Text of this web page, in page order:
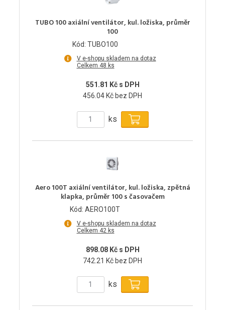
TUBO 100 axiální ventilátor, kul. ložiska, průměr
100
Kód: TUBO100
V e-shopu skladem na dotaz
Celkem 48 ks
551.81 Kč s DPH
456.04 Kč bez DPH
ks
Aero 100T axiální ventilátor, kul. ložiska, zpětná
klapka, průměr 100 s časovačem
Kód: AERO100T
V e-shopu skladem na dotaz
Celkem 42 ks
898.08 Kč s DPH
742.21 Kč bez DPH
ks